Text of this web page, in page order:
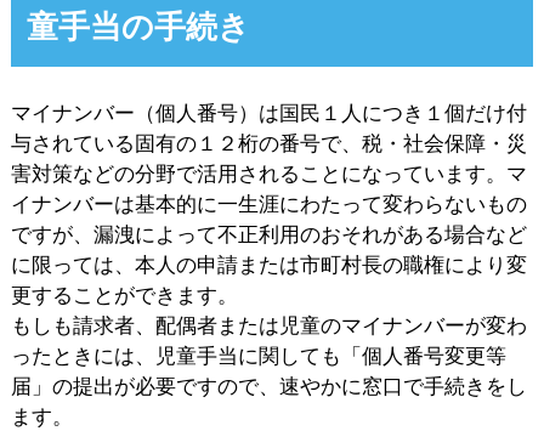
童手当の手続き
マイナンバー（個人番号）は国民１人につき１個だけ付
与されている固有の１２桁の番号で、税・社会保障・災
害対策などの分野で活用されることになっています。マ
イナンバーは基本的に一生涯にわたって変わらないもの
ですが、漏洩によって不正利用のおそれがある場合など
に限っては、本人の申請または市町村長の職権により変
更することができます。
もしも請求者、配偶者または児童のマイナンバーが変わ
ったときには、児童手当に関しても「個人番号変更等
届」の提出が必要ですので、速やかに窓口で手続きをし
ます。